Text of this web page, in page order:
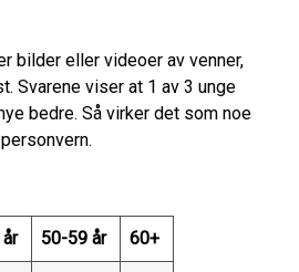
bilder eller videoer av venner,
Svarene viser at 1 av 3 unge
bedre. Så virker det som noe
50-59 år 60+